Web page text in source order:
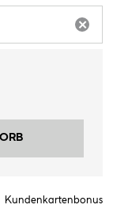
Kundenkartenbonus